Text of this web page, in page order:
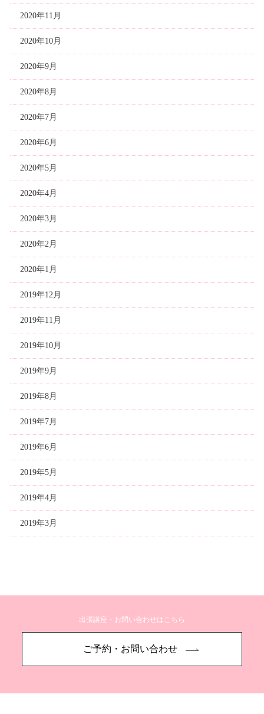
2020年11月
2020年10月
2020年9月
2020年8月
2020年7月
2020年6月
2020年5月
2020年4月
2020年3月
2020年2月
2020年1月
2019年12月
2019年11月
2019年10月
2019年9月
2019年8月
2019年7月
2019年6月
2019年5月
2019年4月
2019年3月
出張講座・お問い合わせはこちら
ご予約・お問い合わせ